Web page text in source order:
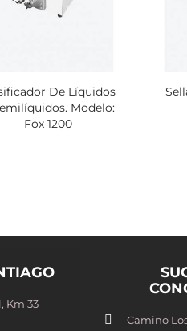
De Líquidos
Modelo:
Fox 1200
Km 33
Camino